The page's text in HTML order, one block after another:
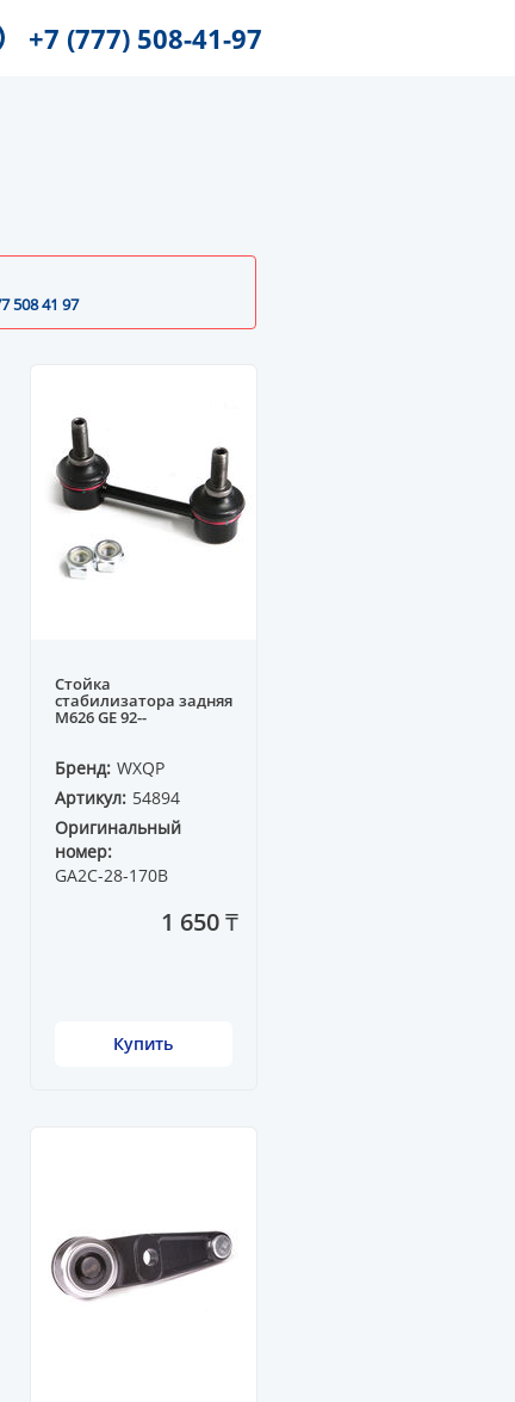
+7 (777) 508-41-97
508 41 97
Стойка
стабилизатора задняя
M626 GE 92--
Бренд: WXQP
Артикул: 54894
Оригинальный
номер:
GA2C-28-170B
1 650 ₸
Купить